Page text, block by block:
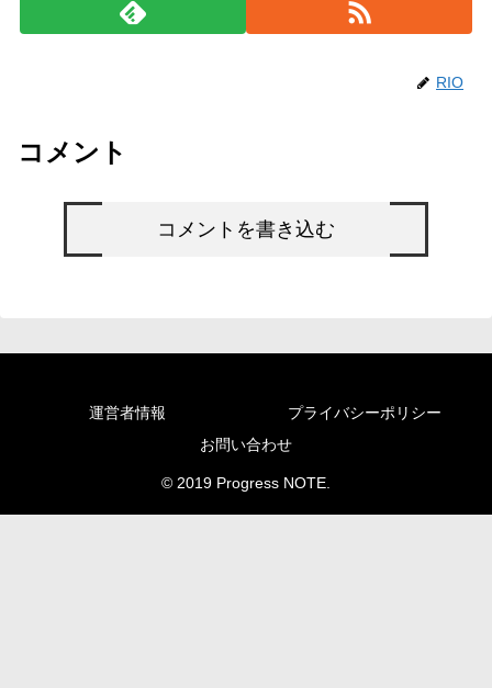
RIO
コメント
コメントを書き込む
運営者情報
プライバシーポリシー
お問い合わせ
© 2019 Progress NOTE.